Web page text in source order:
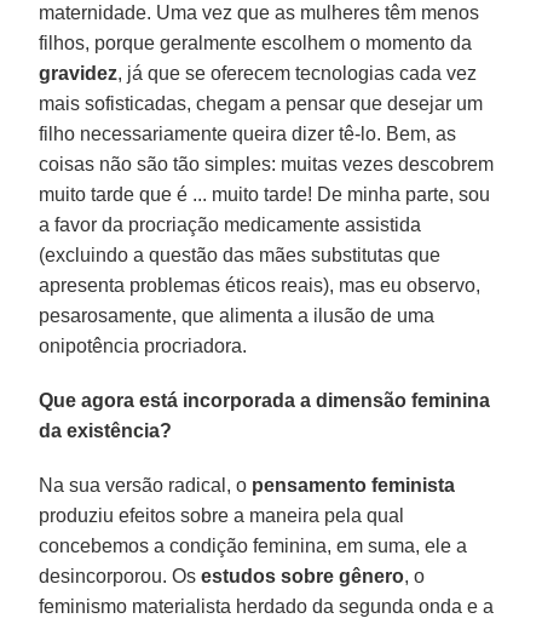
maternidade. Uma vez que as mulheres têm menos
filhos, porque geralmente escolhem o momento da
gravidez, já que se oferecem tecnologias cada vez
mais sofisticadas, chegam a pensar que desejar um
filho necessariamente queira dizer tê-lo. Bem, as
coisas não são tão simples: muitas vezes descobrem
muito tarde que é ... muito tarde! De minha parte, sou
a favor da procriação medicamente assistida
(excluindo a questão das mães substitutas que
apresenta problemas éticos reais), mas eu observo,
pesarosamente, que alimenta a ilusão de uma
onipotência procriadora.
Que agora está incorporada a dimensão feminina
da existência?
Na sua versão radical, o pensamento feminista
produziu efeitos sobre a maneira pela qual
concebemos a condição feminina, em suma, ele a
desincorporou. Osestudos sobre gênero, o
feminismo materialista herdado da segunda onda e a